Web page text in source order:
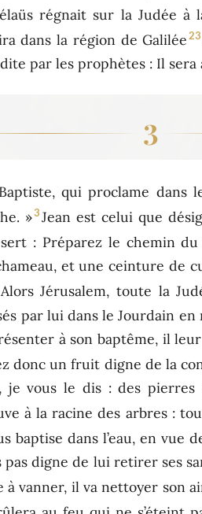
régnait sur la Judée
dans la région de Galilée 23
par les prophètes : Il sera
3
qui proclame dans
»3 Jean est celui que
: Préparez le chemin
et une ceinture de
Alors Jérusalem, toute la
par lui dans le Jourdain en
à son baptême, il
donc un fruit digne de la
je vous le dis : des
à la racine des arbres :
baptise dans l’eau, en
digne de lui retirer ses
vanner, il va nettoyer son